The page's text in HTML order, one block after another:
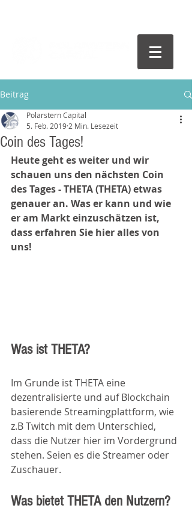
Beitrag
Coin des Tages!
Polarstern Capital
5. Feb. 2019 2 Min. Lesezeit
Heute geht es weiter und wir
schauen uns den nächsten Coin
des Tages - THETA (THETA) etwas
genauer an. Was er kann und wie
er am Markt einzuschätzen ist,
dass erfahren Sie hier alles von
uns!
Was ist THETA?
Im Grunde ist THETA eine
dezentralisierte und auf Blockchain
basierende Streamingplattform, wie
z.B Twitch mit dem Unterschied,
dass die Nutzer hier im Vordergrund
stehen. Seien es die Streamer oder
Zuschauer.
Was bietet THETA den Nutzern?